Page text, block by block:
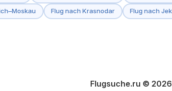
Flug nach Krasnodar Flug nach
Flugsuche.ru © 2026